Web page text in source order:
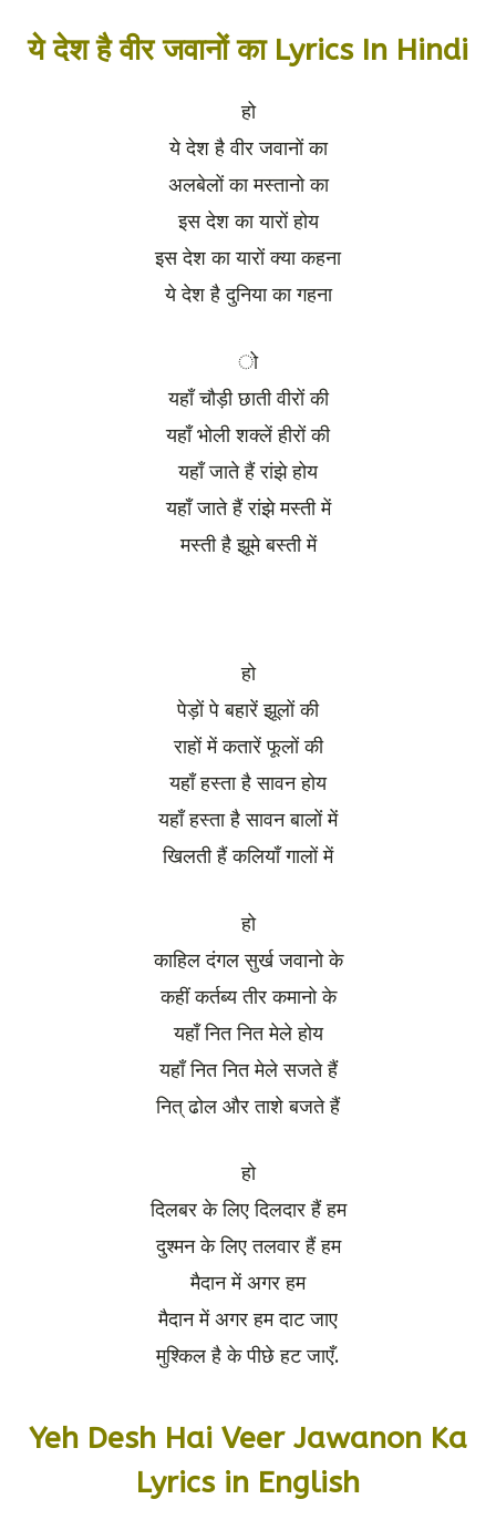
ये देश है वीर जवानों का Lyrics In Hindi
हो
ये देश है वीर जवानों का
अलबेलों का मस्तानो का
इस देश का यारों होय
इस देश का यारों क्या कहना
ये देश है दुनिया का गहना
ो
यहाँ चौड़ी छाती वीरों की
यहाँ भोली शक्लें हीरों की
यहाँ जाते हैं रांझे होय
यहाँ जाते हैं रांझे मस्ती में
मस्ती है झूमे बस्ती में
हो
पेड़ों पे बहारें झूलों की
राहों में कतारें फूलों की
यहाँ हस्ता है सावन होय
यहाँ हस्ता है सावन बालों में
खिलती हैं कलियाँ गालों में
हो
काहिल दंगल सुर्ख जवानो के
कहीं कर्तब्य तीर कमानो के
यहाँ नित नित मेले होय
यहाँ नित नित मेले सजते हैं
नित् ढोल और ताशे बजते हैं
हो
दिलबर के लिए दिलदार हैं हम
दुश्मन के लिए तलवार हैं हम
मैदान में अगर हम
मैदान में अगर हम दाट जाए
मुश्किल है के पीछे हट जाएँ.
Yeh Desh Hai Veer Jawanon Ka
Lyrics in English